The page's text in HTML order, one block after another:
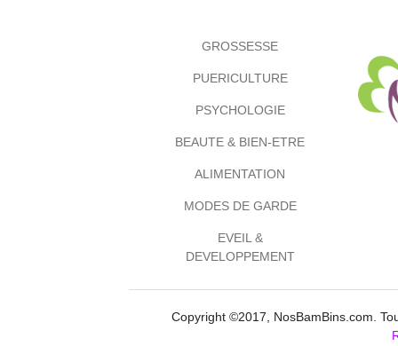
GROSSESSE
PUERICULTURE
PSYCHOLOGIE
BEAUTE & BIEN-ETRE
ALIMENTATION
MODES DE GARDE
EVEIL &
DEVELOPPEMENT
Copyright ©2017, NosBamBins.com.